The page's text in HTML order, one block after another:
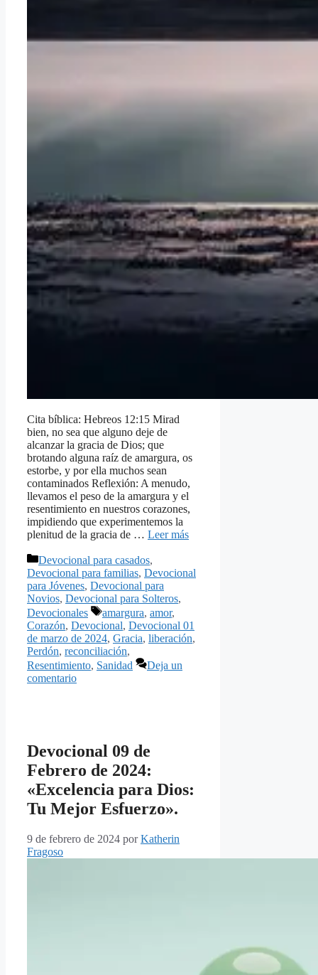
Cita bíblica: Hebreos 12:15 Mirad
bien, no sea que alguno deje de
alcanzar la gracia de Dios; que
brotando alguna raíz de amargura, os
estorbe, y por ella muchos sean
contaminados Reflexión: A menudo,
llevamos el peso de la amargura y el
resentimiento en nuestros corazones,
impidiendo que experimentemos la
plenitud de la gracia de … Leer más
Categorías
Devocional para casados,
Devocional para familias, Devocional
para Jóvenes, Devocional para
Novios, Devocional para Solteros,
Devocionales
Etiquetas
amargura, amor,
Corazón, Devocional, Devocional 01
de marzo de 2024, Gracia, liberación,
Perdón, reconciliación,
Resentimiento, Sanidad
Deja un
comentario
Devocional 09 de
Febrero de 2024:
«Excelencia para Dios:
Tu Mejor Esfuerzo».
9 de febrero de 2024 porKatherin
Fragoso